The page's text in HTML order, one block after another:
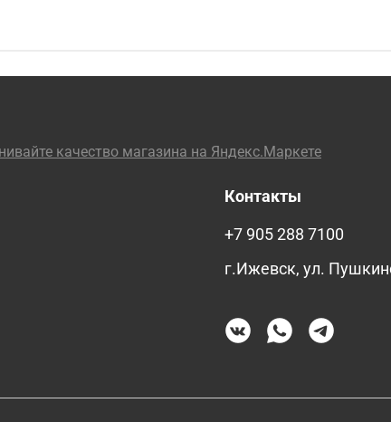
Контакты
+7 905 288 7100
г.Ижевск, ул.